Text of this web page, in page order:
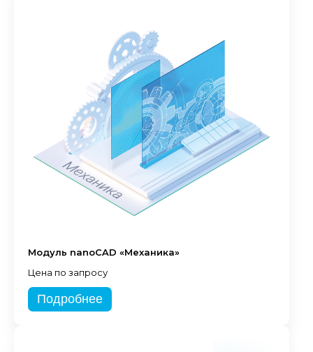
Модуль nanoCAD «Механика»
Цена по запросу
Подробнее